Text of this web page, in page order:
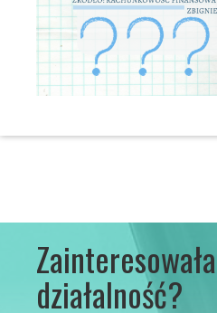
działalność?